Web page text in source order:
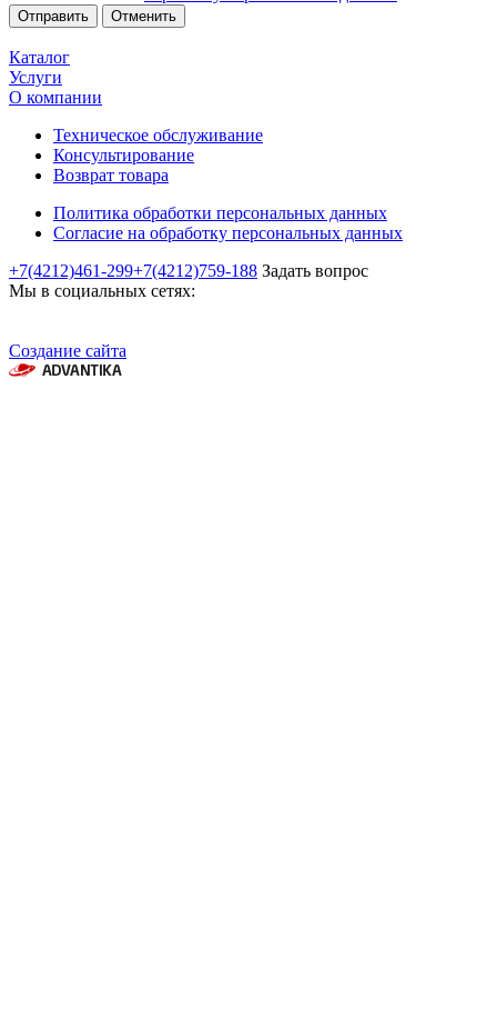
Отменить
Каталог
Услуги
О компании
Техническое обслуживание
Консультирование
Возврат товара
Политика обработки персональных данных
Согласие на обработку персональных данных
+7(4212)461-299+7(4212)759-188 Задать вопрос
Мы в социальных сетях:
Создание сайта